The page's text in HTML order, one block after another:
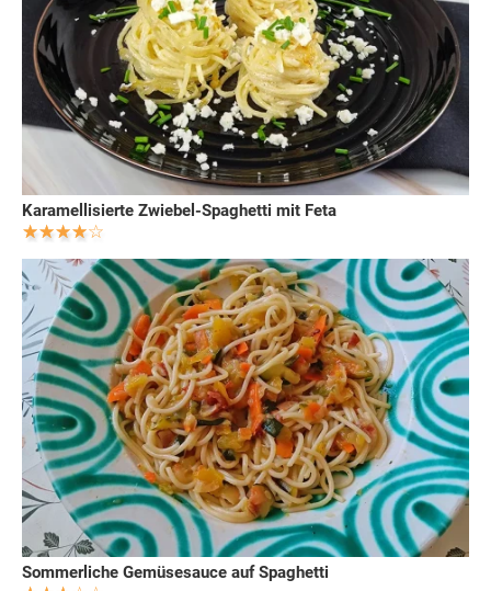
Karamellisierte Zwiebel-Spaghetti mit Feta
Sommerliche Gemüsesauce auf Spaghetti